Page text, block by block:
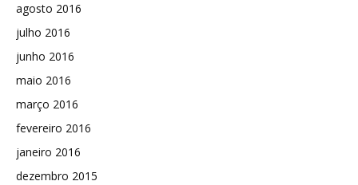
agosto 2016
julho 2016
junho 2016
maio 2016
março 2016
fevereiro 2016
janeiro 2016
dezembro 2015